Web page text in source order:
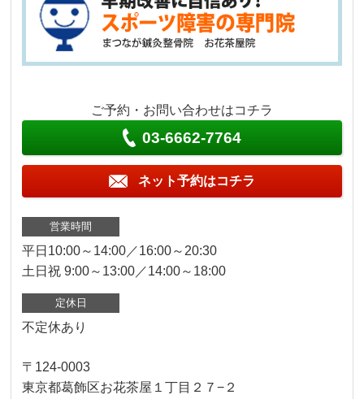
ご予約・お問い合わせはコチラ
03-6662-7764
ネット予約はコチラ
営業時間
平日10:00～14:00／16:00～20:30
土日祝 9:00～13:00／14:00～18:00
定休日
不定休あり
〒124-0003
東京都葛飾区お花茶屋１丁目２７−２